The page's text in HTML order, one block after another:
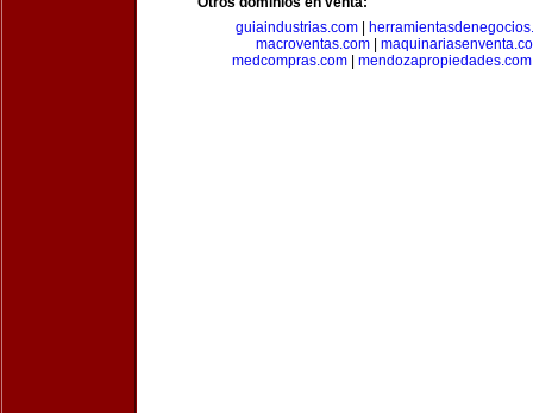
guiaindustrias.com
macroventas.com
medcompras.com| mendozapropiedades.com